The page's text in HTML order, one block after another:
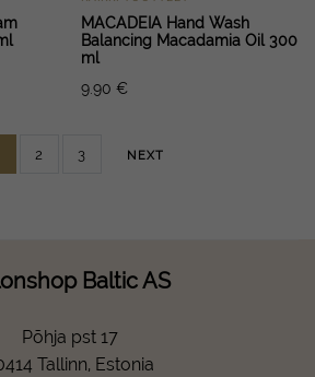
MACADEIA Hand Wash
Balancing Macadamia Oil 300
ml
9.90 €
2 3 NEXT
Baltic AS
Põhja pst 17
Tallinn, Estonia